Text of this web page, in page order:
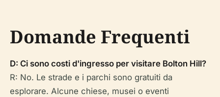
Domande Frequenti
D: Ci sono costi d'ingresso per visitare Bolton Hill?
R: No. Le strade e i parchi sono gratuiti da
esplorare. Alcune chiese, musei o eventi